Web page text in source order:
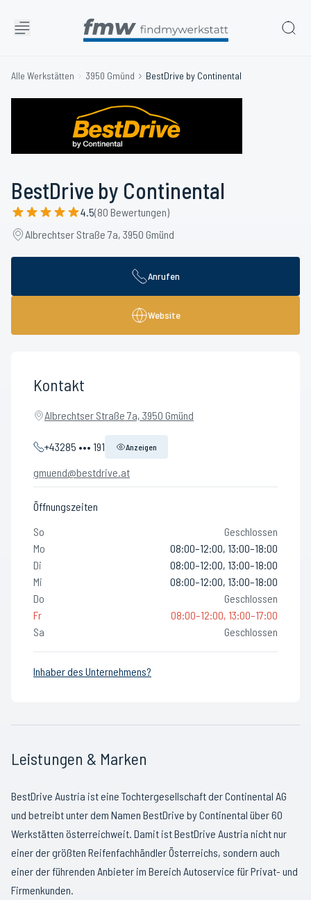
Alle Werkstätten 3950 Gmünd BestDrive by Continental
BestDrive by Continental
4.5(80 Bewertungen)
Albrechtser Straße 7a, 3950 Gmünd
Anrufen
Website
Kontakt
Albrechtser Straße 7a, 3950 Gmünd
+43285 ••• 191 Anzeigen
gmuend@bestdrive.at
Öffnungszeiten
So
Geschlossen
Mo
08:00–12:00, 13:00–18:00
Di
08:00–12:00, 13:00–18:00
Mi
08:00–12:00, 13:00–18:00
Do
Geschlossen
Fr
08:00–12:00, 13:00–17:00
Sa
Geschlossen
Inhaber des Unternehmens?
Leistungen & Marken
BestDrive Austria ist eine Tochtergesellschaft der Continental AG
und betreibt unter dem Namen BestDrive by Continental über 60
Werkstätten österreichweit. Damit ist BestDrive Austria nicht nur
einer der größten Reifenfachhändler Österreichs, sondern auch
einer der führenden Anbieter im Bereich Autoservice für Privat- und
Firmenkunden.